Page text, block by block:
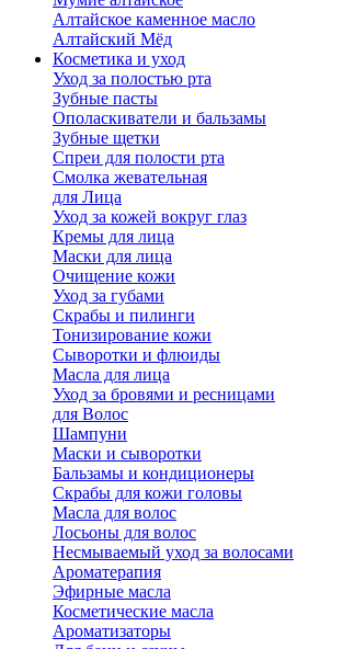
Алтайское каменное масло
Алтайский Мёд
Косметика и уход
Уход за полостью рта
Зубные пасты
Ополаскиватели и бальзамы
Зубные щетки
Спреи для полости рта
Смолка жевательная
для Лица
Уход за кожей вокруг глаз
Кремы для лица
Маски для лица
Очищение кожи
Уход за губами
Скрабы и пилинги
Тонизирование кожи
Сыворотки и флюиды
Масла для лица
Уход за бровями и ресницами
для Волос
Шампуни
Маски и сыворотки
Бальзамы и кондиционеры
Скрабы для кожи головы
Масла для волос
Лосьоны для волос
Несмываемый уход за волосами
Ароматерапия
Эфирные масла
Косметические масла
Ароматизаторы